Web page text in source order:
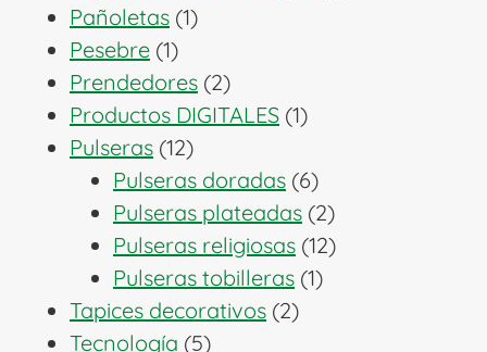
Pañoletas 11
Pesebre 11
producto
Prendedores 22
productos
Productos DIGITALES 11
Pulseras 1212
productos
Pulseras doradas 66
productos
Pulseras plateadas 22
productos
Pulseras religiosas 1212
Pulseras tobilleras 11
Tapices decorativos 22
Tecnología 55